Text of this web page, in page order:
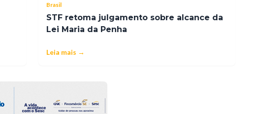
Brasil
STF retoma julgamento sobre alcance da
Lei Maria da Penha
Leia mais →